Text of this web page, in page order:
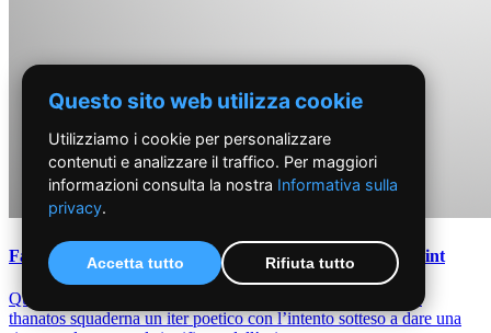
Fausta Gennziana Le Piane - Parole scartate - Youcanprint
Questa scabra plaquette arata dal patico sentimento di bios e
thanatos squaderna un iter poetico con l’intento sotteso a dare una
Questo sito web utilizza cookie
Utilizziamo i cookie per personalizzare
contenuti e analizzare il traffico. Per maggiori
informazioni consulta la nostra Informativa sulla
privacy.
Accetta tutto Rifiuta tutto